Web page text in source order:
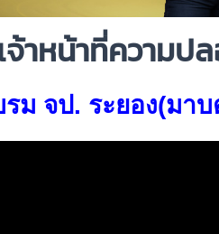
าหน้าที่ความป
รม จป. ระยอง(มา